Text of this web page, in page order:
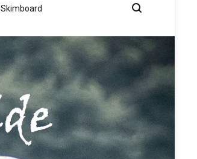
Skimboard